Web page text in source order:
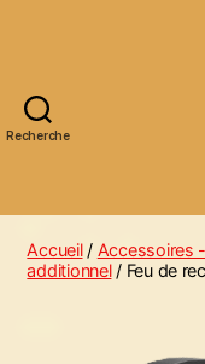
Recherche
Accueil/ Accessoires
additionnel/ Feu de